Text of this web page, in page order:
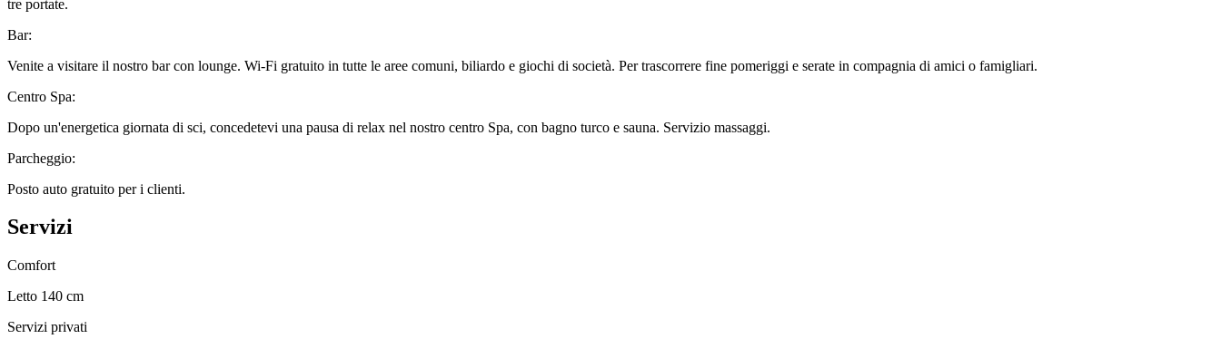
tre portate.
Bar:
Venite a visitare il nostro bar con lounge. Wi-Fi gratuito in tutte le aree comuni, biliardo e giochi di società. Per trascorrere fine pomeriggi e serate in compagnia di amici o famigliari.
Centro Spa:
Dopo un'energetica giornata di sci, concedetevi una pausa di relax nel nostro centro Spa, con bagno turco e sauna. Servizio massaggi.
Parcheggio:
Posto auto gratuito per i clienti.
Servizi
Comfort
Letto 140 cm
Servizi privati